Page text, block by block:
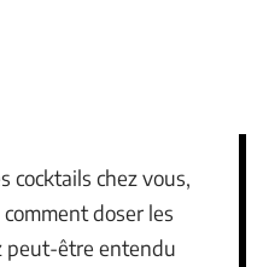
cocktails chez vous,
doser les
peut-être entendu